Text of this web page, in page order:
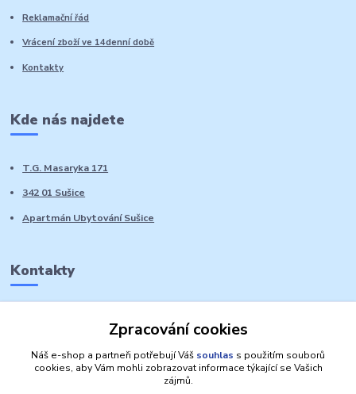
Reklamační řád
Vrácení zboží ve 14denní době
Kontakty
Kde nás najdete
T.G. Masaryka 171
342 01 Sušice
Apartmán Ubytování Sušice
Kontakty
Zpracování cookies
Náš e-shop a partneři potřebují Váš souhlas s použitím souborů
cookies, aby Vám mohli zobrazovat informace týkající se Vašich
zájmů.